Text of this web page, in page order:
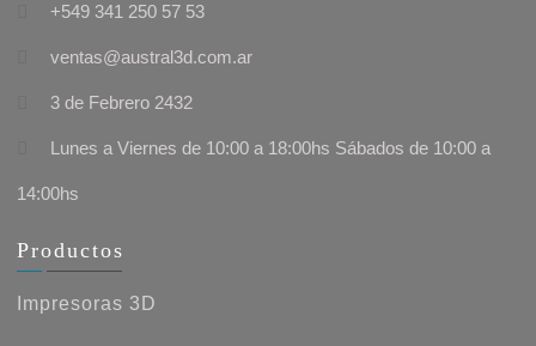
+549 341 250 57 53
ventas@austral3d.com.ar
3 de Febrero 2432
Lunes a Viernes de 10:00 a 18:00hs Sábados de 10:00 a
14:00hs
Productos
Impresoras 3D